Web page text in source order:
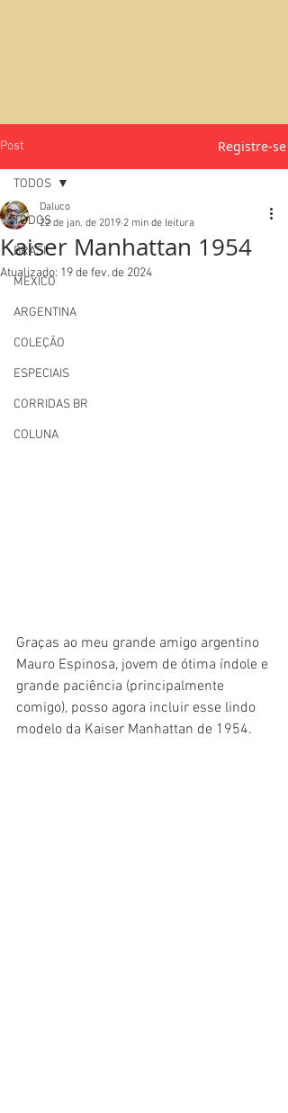
Post Registre-se
TODOS
BRASIL
MEXICO
ARGENTINA
COLEÇÃO
ESPECIAIS
CORRIDAS BR
COLUNA
TODOS
Kaiser Manhattan 1954
Daluco
22 de jan. de 2019 2 min de leitura
Atualizado: 19 de fev. de 2024
Graças ao meu grande amigo argentino
Mauro Espinosa, jovem de ótima índole e
grande paciência (principalmente
comigo), posso agora incluir esse lindo
modelo da Kaiser Manhattan de 1954.